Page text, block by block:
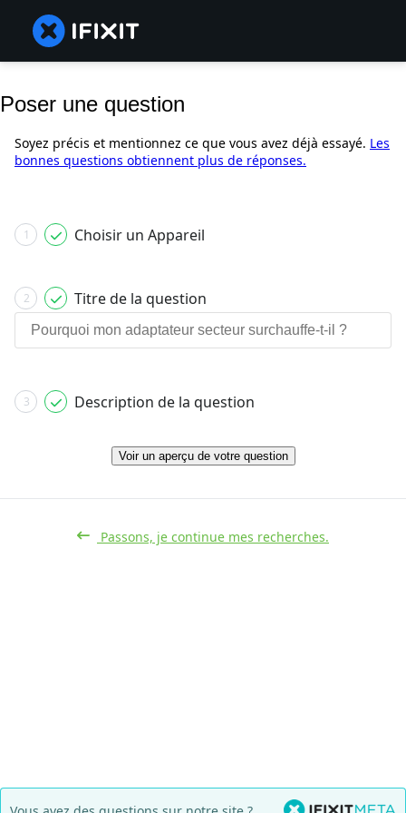
Poser une question
Soyez précis et mentionnez ce que vous avez déjà essayé. Les
bonnes questions obtiennent plus de réponses.
1 Choisir un Appareil
2 Titre de la question
3 Description de la question
Voir un aperçu de votre question
Passons, je continue mes recherches.